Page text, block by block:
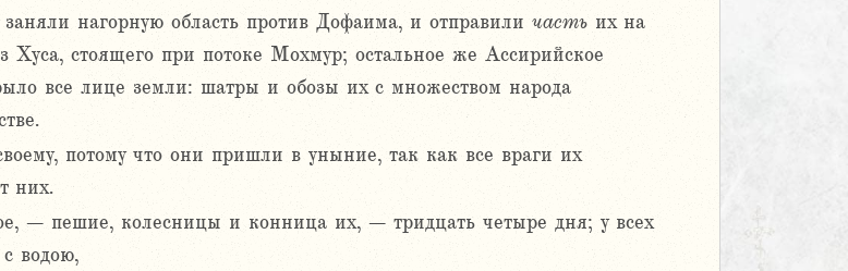
нагорную область против Дофаима, и отправили часть их на
Хуса, стоящего при потоке Мохмур; остальное же Ассирийское
все лице земли: шатры и обозы их с множеством народа
потому что они пришли в уныние, так как все враги их
них.
– пешие, колесницы и конница их, – тридцать четыре дня; у всех
водою,